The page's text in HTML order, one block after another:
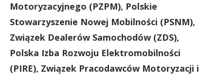
Motoryzacyjnego (PZPM), Polskie
Stowarzyszenie Nowej Mobilności (PSNM),
Związek Dealerów Samochodów (ZDS),
Polska Izba Rozwoju Elektromobilności
(PIRE), Związek Pracodawców Motoryzacji i